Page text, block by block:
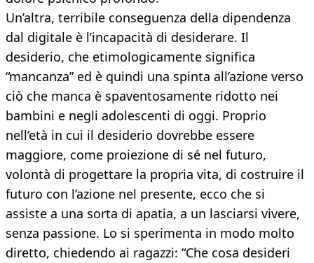
Un’altra, terribile conseguenza della dipendenza
dal digitale è l’incapacità di desiderare. Il
desiderio, che etimologicamente significa
“mancanza” ed è quindi una spinta all’azione verso
ciò che manca è spaventosamente ridotto nei
bambini e negli adolescenti di oggi. Proprio
nell’età in cui il desiderio dovrebbe essere
maggiore, come proiezione di sé nel futuro,
volontà di progettare la propria vita, di costruire il
futuro con l’azione nel presente, ecco che si
assiste a una sorta di apatia, a un lasciarsi vivere,
senza passione. Lo si sperimenta in modo molto
diretto, chiedendo ai ragazzi: “Che cosa desideri